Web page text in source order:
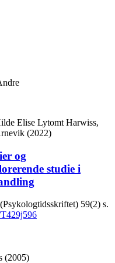
Elise Lytomt Harwiss,
(2022)
og
studie i
59(2) s.
(2005)